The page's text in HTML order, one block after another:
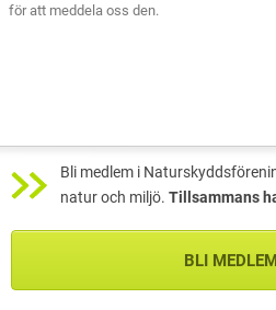
för att meddela oss den.
Bli medlem i
natur och miljö. Tillsammans
BLI